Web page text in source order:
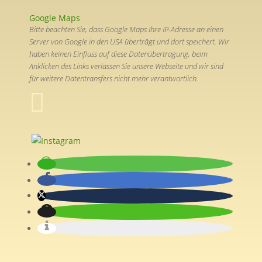
Google Maps
Bitte beachten Sie, dass Google Maps Ihre IP-Adresse an einen
Server von Google in den USA überträgt und dort speichert. Wir
haben keinen Einfluss auf diese Datenübertragung, beim
Anklicken des Links verlassen Sie unsere Webseite und wir sind
für weitere Datentransfers nicht mehr verantwortlich.